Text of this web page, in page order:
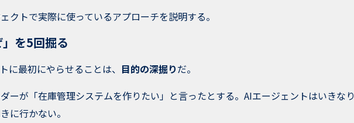
クトで実際に使っているアプローチを説明する。
を5回掘る
に最初にやらせることは、 目的の深掘りだ。
ーが「在庫管理システムを作りたい」と言ったとする。AIエージェントはいきなり
に行かない。